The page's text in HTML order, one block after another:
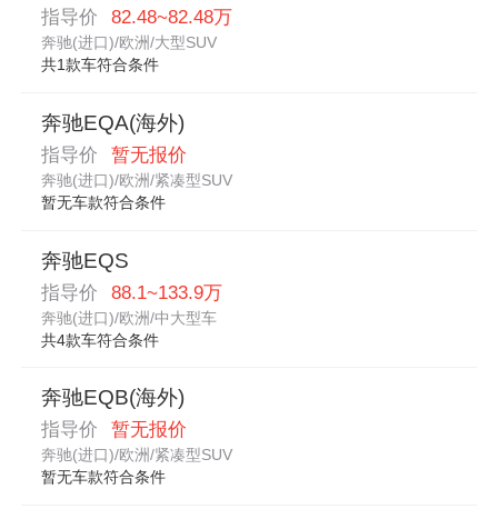
指导价 82.48~82.48万
奔驰(进口)/欧洲/大型SUV
共1款车符合条件
奔驰EQA(海外)
指导价 暂无报价
奔驰(进口)/欧洲/紧凑型SUV
暂无车款符合条件
奔驰EQS
指导价 88.1~133.9万
奔驰(进口)/欧洲/中大型车
共4款车符合条件
奔驰EQB(海外)
指导价 暂无报价
奔驰(进口)/欧洲/紧凑型SUV
暂无车款符合条件